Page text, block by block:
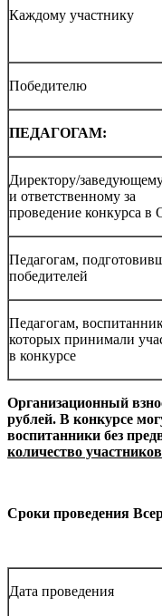
Каждому участнику
Победителю
ПЕДАГОГАМ:
Директору/
и ответственному за
проведение конкурса в
Педагогам,
победителей
Педагогам,
которых принимали
в конкурсе
Организационный
рублей. В конкурсе
воспитанники без
количество
Сроки проведения
Дата проведения